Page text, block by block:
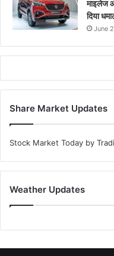
माइलेज
दिया
June
Share Market Updates
Stock Market Today by
Weather Updates